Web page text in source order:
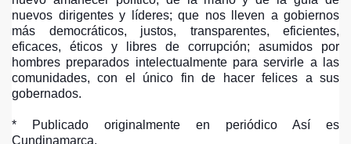
nuevos dirigentes y líderes; que nos lleven a gobiernos
más democráticos, justos, transparentes, eficientes,
eficaces, éticos y libres de corrupción; asumidos por
hombres preparados intelectualmente para servirle a las
comunidades, con el único fin de hacer felices a sus
gobernados.
* Publicado originalmente en periódico Así es
Cundinamarca.